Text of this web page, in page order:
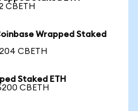
CBETH
Wrapped Staked
CBETH
Staked ETH
CBETH